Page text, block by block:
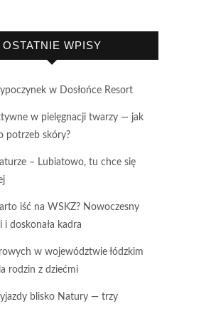
OSTATNIE WPISY
w Dosłońce Resort
w pielęgnacji twarzy — jak
potrzeb skóry?
– Lubiatowo, tu chce się
iść na WSKZ? Nowoczesny
i doskonała kadra
w województwie łódzkim
rodzin z dziećmi
blisko Natury — trzy